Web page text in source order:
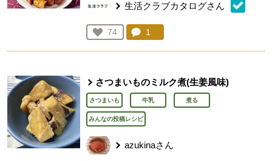
生活クラブカタログさん
お気に入り登録：
74
人が登録
コメント：
1
さつまいものミルク煮(生姜風味)
さつまいも 牛乳 煮る
みんなの投稿レシピ
azukinaさん